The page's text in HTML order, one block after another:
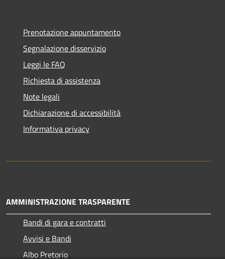
Prenotazione appuntamento
Segnalazione disservizio
Leggi le FAQ
Richiesta di assistenza
Note legali
Dichiarazione di accessibilità
Informativa privacy
AMMINISTRAZIONE TRASPARENTE
Bandi di gara e contratti
Avvisi e Bandi
Albo Pretorio